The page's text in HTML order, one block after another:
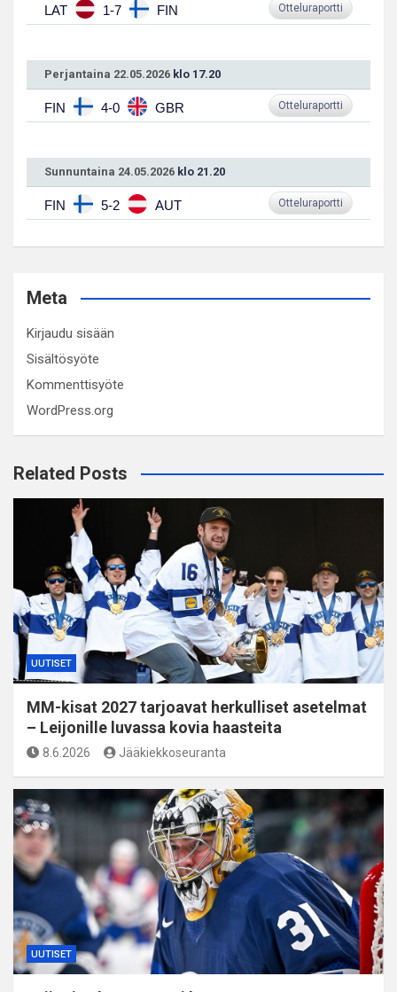
LAT 1-7 FIN Otteluraportti
Perjantaina 22.05.2026 klo 17.20
FIN 4-0 GBR Otteluraportti
Sunnuntaina 24.05.2026 klo 21.20
FIN 5-2 AUT Otteluraportti
Meta
Kirjaudu sisään
Sisältösyöte
Kommenttisyöte
WordPress.org
Related Posts
UUTISET
MM-kisat 2027 tarjoavat herkulliset asetelmat
– Leijonille luvassa kovia haasteita
8.6.2026 Jääkiekkoseuranta
UUTISET